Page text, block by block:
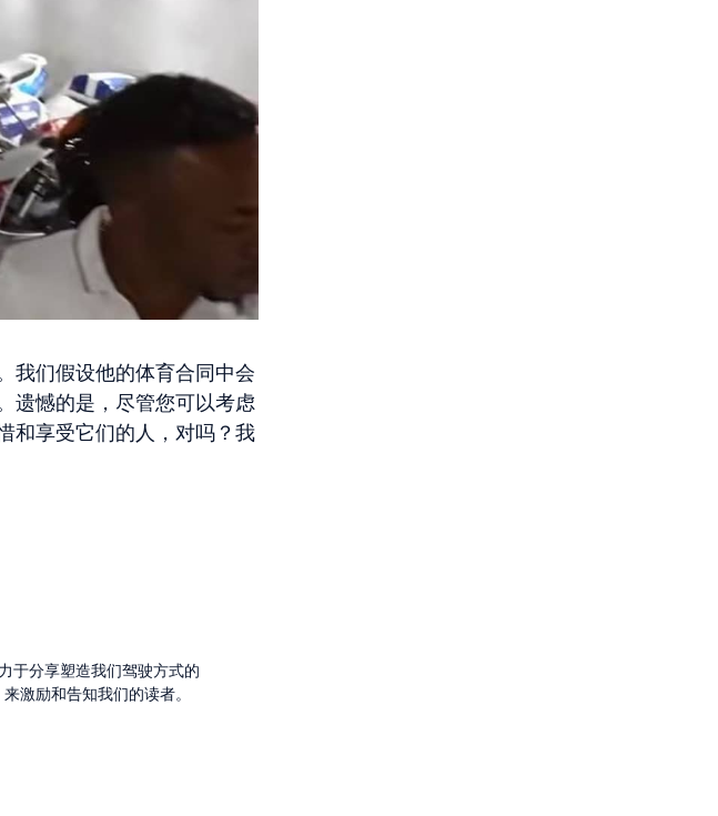
我们假设他的体育合同中会
遗憾的是，尽管您可以考虑
和享受它们的人，对吗？我
于分享塑造我们驾驶方式的
激励和告知我们的读者。